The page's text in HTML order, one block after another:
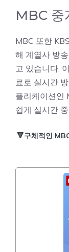
MBC 중
MBC 또한
해 계열사 방
고 있습니다.
료로 실시간
플리케이션인
쉽게 실시간
🔻구체적인